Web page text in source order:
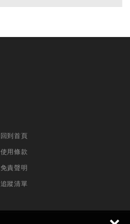
回到首頁
使用條款
免責聲明
追蹤清單